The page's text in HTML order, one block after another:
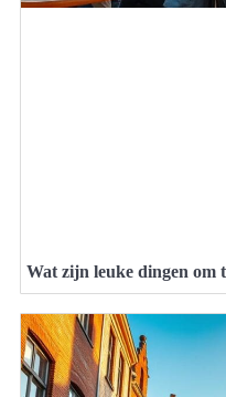
Wat zijn leuke dingen om